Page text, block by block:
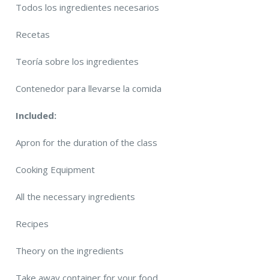
Todos los ingredientes necesarios
Recetas
Teoría sobre los ingredientes
Contenedor para llevarse la comida
Included:
Apron for the duration of the class
Cooking Equipment
All the necessary ingredients
Recipes
Theory on the ingredients
Take away container for your food